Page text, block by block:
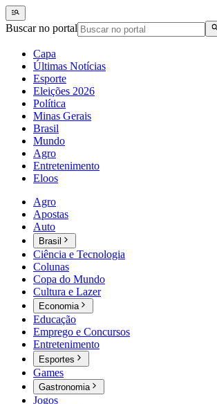
Buscar no portal
Capa
Últimas Notícias
Esporte
Eleições 2026
Política
Minas Gerais
Brasil
Mundo
Agro
Entretenimento
Eloos
Agro
Apostas
Auto
Brasil
Ciência e Tecnologia
Colunas
Copa do Mundo
Cultura e Lazer
Economia
Educação
Emprego e Concursos
Entretenimento
Esportes
Games
Gastronomia
Jogos